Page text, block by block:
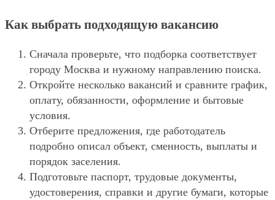
Как выбрать подходящую вакансию
Сначала проверьте, что подборка соответствует
городу Москва и нужному направлению поиска.
Откройте несколько вакансий и сравните график,
оплату, обязанности, оформление и бытовые
условия.
Отберите предложения, где работодатель
подробно описал объект, сменность, выплаты и
порядок заселения.
Подготовьте паспорт, трудовые документы,
удостоверения, справки и другие бумаги, которые